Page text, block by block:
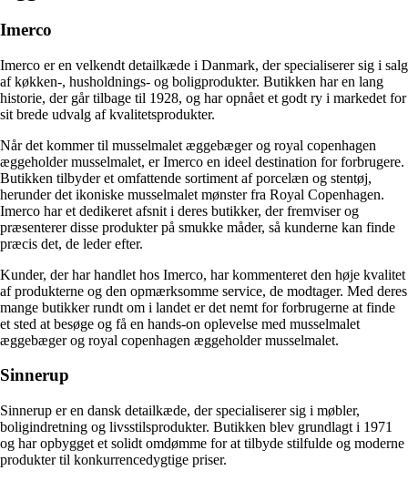
Imerco
Imerco er en velkendt detailkæde i Danmark, der specialiserer sig i salg
af køkken-, husholdnings- og boligprodukter. Butikken har en lang
historie, der går tilbage til 1928, og har opnået et godt ry i markedet for
sit brede udvalg af kvalitetsprodukter.
Når det kommer til musselmalet æggebæger og royal copenhagen
æggeholder musselmalet, er Imerco en ideel destination for forbrugere.
Butikken tilbyder et omfattende sortiment af porcelæn og stentøj,
herunder det ikoniske musselmalet mønster fra Royal Copenhagen.
Imerco har et dedikeret afsnit i deres butikker, der fremviser og
præsenterer disse produkter på smukke måder, så kunderne kan finde
præcis det, de leder efter.
Kunder, der har handlet hos Imerco, har kommenteret den høje kvalitet
af produkterne og den opmærksomme service, de modtager. Med deres
mange butikker rundt om i landet er det nemt for forbrugerne at finde
et sted at besøge og få en hands-on oplevelse med musselmalet
æggebæger og royal copenhagen æggeholder musselmalet.
Sinnerup
Sinnerup er en dansk detailkæde, der specialiserer sig i møbler,
boligindretning og livsstilsprodukter. Butikken blev grundlagt i 1971
og har opbygget et solidt omdømme for at tilbyde stilfulde og moderne
produkter til konkurrencedygtige priser.